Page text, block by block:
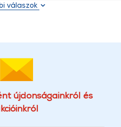
válaszok
újdonságainkról és